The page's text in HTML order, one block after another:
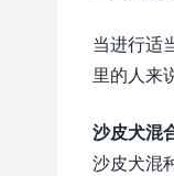
当进行适
里的人来
沙皮犬混
沙皮犬混